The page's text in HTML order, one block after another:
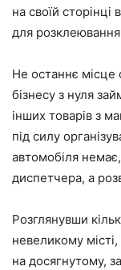
на своїй
для
Не останнє місце
бізнесу з нуля
інших товарів з
під силу
автомобіля
диспетчера, а
Розглянувши
невеликому
на досягнутому,